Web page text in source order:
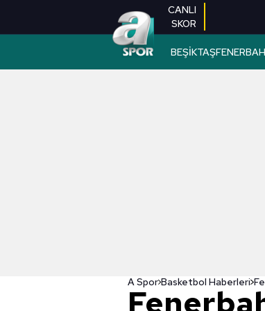
CANLI
SKOR
BEŞİKTAŞ
A Spor Basketbol Haberleri